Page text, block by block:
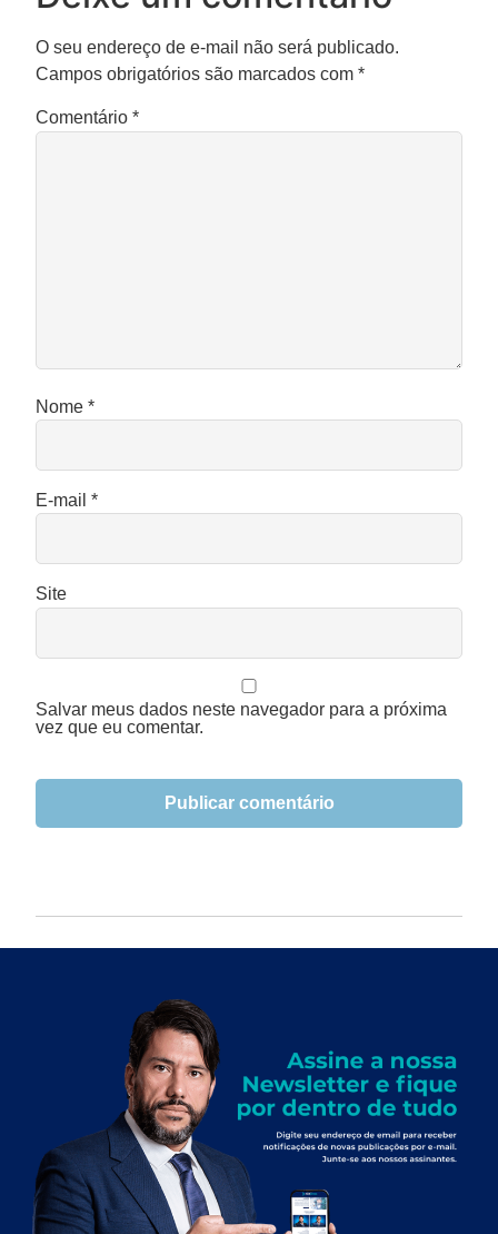
O seu endereço de e-mail não será publicado.
Campos obrigatórios são marcados com *
Comentário *
Nome *
E-mail *
Site
Salvar meus dados neste navegador para a próxima
vez que eu comentar.